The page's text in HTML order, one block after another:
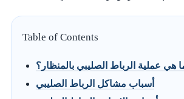
Table of Contents
هي عملية الرباط الصليبي بالمنظار؟
أسباب مشاكل الرباط الصليبي